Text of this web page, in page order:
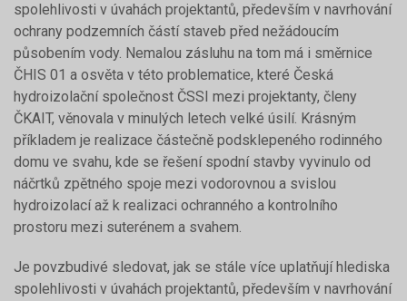
spolehlivosti v úvahách projektantů, především v navrhování
ochrany podzemních částí staveb před nežádoucím
působením vody. Nemalou zásluhu na tom má i směrnice
ČHIS 01 a osvěta v této problematice, které Česká
hydroizolační společnost ČSSI mezi projektanty, členy
ČKAIT, věnovala v minulých letech velké úsilí. Krásným
příkladem je realizace částečně podsklepeného rodinného
domu ve svahu, kde se řešení spodní stavby vyvinulo od
náčrtků zpětného spoje mezi vodorovnou a svislou
hydroizolací až k realizaci ochranného a kontrolního
prostoru mezi suterénem a svahem.
Je povzbudivé sledovat, jak se stále více uplatňují hlediska
spolehlivosti v úvahách projektantů, především v navrhování